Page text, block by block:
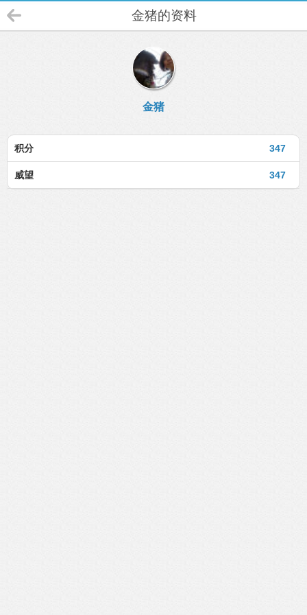
金猪的资料
金猪
347
积分
347
威望